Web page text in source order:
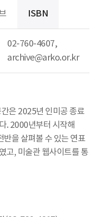
ISBN
02-760-4607,
archive@arko.or.kr
은 2025년 인미공 종료
. 2000년부터 시작해
을 살펴볼 수 있는 연표
고, 미술관 웹사이트를 통